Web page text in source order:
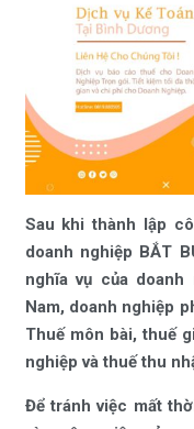
Sau khi thành lập
doanh nghiệp BẮT
nghĩa vụ của
Nam, doanh nghiệp
Thuế môn bài, thuế
nghiệp và thuế thu
Để tránh việc mất